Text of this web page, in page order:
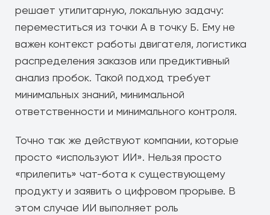
решает утилитарную, локальную задачу:
переместиться из точки А в точку Б. Ему не
важен контекст работы двигателя, логистика
распределения заказов или предиктивный
анализ пробок. Такой подход требует
минимальных знаний, минимальной
ответственности и минимального контроля.
Точно так же действуют компании, которые
просто «используют ИИ». Нельзя просто
«прилепить» чат-бота к существующему
продукту и заявить о цифровом прорыве. В
этом случае ИИ выполняет роль